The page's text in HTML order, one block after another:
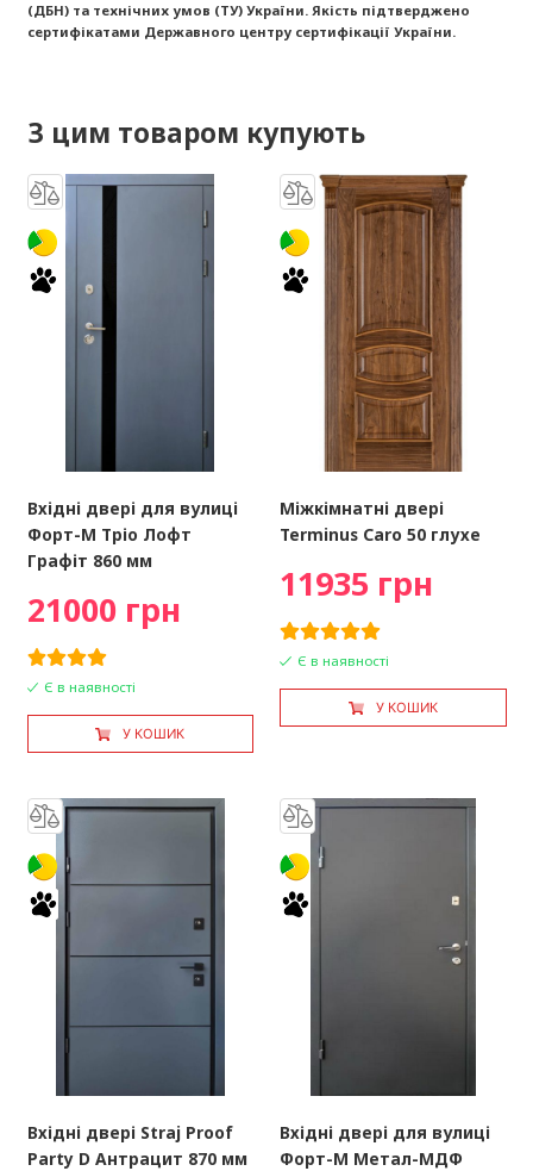
(ДБН) та технічних умов (ТУ) України. Якість підтверджено
сертифікатами Державного центру сертифікації України.
З цим товаром купують
Вхідні двері для вулиці
Форт-М Тріо Лофт
Графіт 860 мм
21000 грн
Є в наявності
У КОШИК
Міжкімнатні двері
Terminus Caro 50 глухе
11935 грн
Є в наявності
У КОШИК
Вхідні двері Straj Proof
Party D Антрацит 870 мм
Вхідні двері для вулиці
Форт-М Метал-МДФ